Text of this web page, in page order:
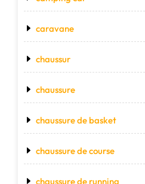
caravane
chaussur
chaussure
chaussure de basket
chaussure de course
chaussure de running